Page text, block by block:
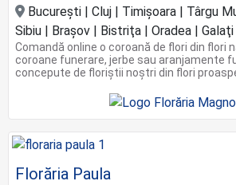
Bucureşti | Cluj | Timişoara | Târgu
Sibiu | Braşov | Bistriţa | Oradea | Galaţi
Comandă online o coroană de flori din flori
coroane funerare, jerbe sau aranjamente
concepute de floriștii noștri din flori
Florăria Paula